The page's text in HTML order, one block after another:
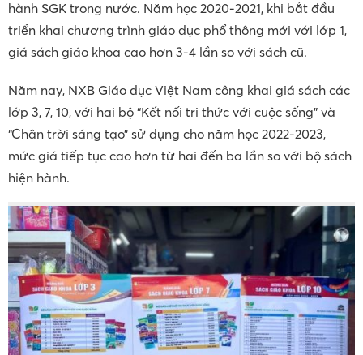
hành SGK trong nước. Năm học 2020-2021, khi bắt đầu
triển khai chương trình giáo dục phổ thông mới với lớp 1,
giá sách giáo khoa cao hơn 3-4 lần so với sách cũ.
Năm nay, NXB Giáo dục Việt Nam công khai giá sách các
lớp 3, 7, 10, với hai bộ “Kết nối tri thức với cuộc sống” và
“Chân trời sáng tạo” sử dụng cho năm học 2022-2023,
mức giá tiếp tục cao hơn từ hai đến ba lần so với bộ sách
hiện hành.